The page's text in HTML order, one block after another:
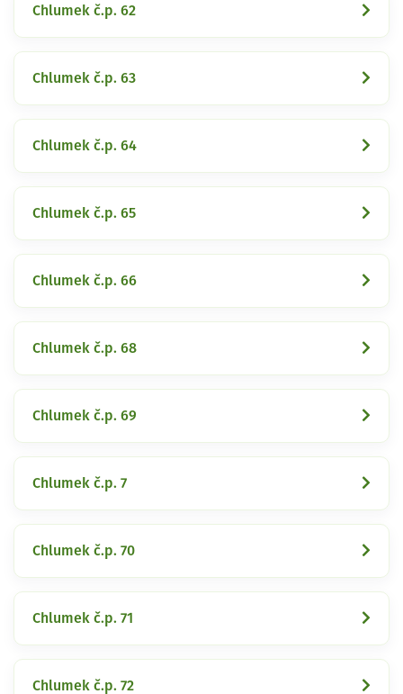
Chlumek č.p. 62
Chlumek č.p. 63
Chlumek č.p. 64
Chlumek č.p. 65
Chlumek č.p. 66
Chlumek č.p. 68
Chlumek č.p. 69
Chlumek č.p. 7
Chlumek č.p. 70
Chlumek č.p. 71
Chlumek č.p. 72